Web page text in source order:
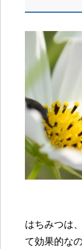
はちみつは
て効果的な